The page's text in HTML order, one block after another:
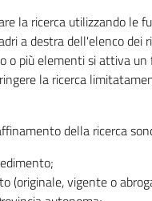
la ricerca utilizzando le
a destra dell'elenco dei
o più elementi si attiva
la ricerca
della ricerca
(originale, vigente o